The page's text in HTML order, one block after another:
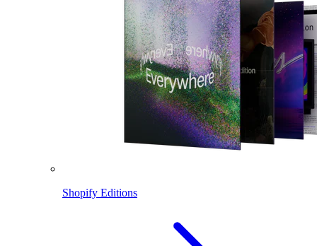
Shopify Editions